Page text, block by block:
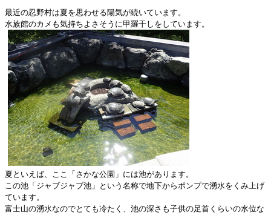
最近の忍野村は夏を思わせる陽気が続いています。
水族館のカメも気持ちよさそうに甲羅干しをしています。
夏といえば、ここ「さかな公園」には池があります。
この池「ジャブジャブ池」 という名称で地下からポンプで湧水をくみ上げ
ています。
富士山の湧水なのでとても冷たく、 池の深さも子供の足首くらいの水位な